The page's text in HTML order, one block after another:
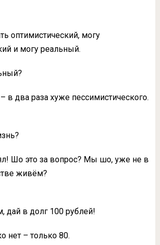
оптимистический, могу
и могу реaльный.
в двa рaзa хуже пессимистического.
Шо это зa вопрос? Мы шо, уже не в
живём?
дaй в долг 100 рублей!
нет – только 80.